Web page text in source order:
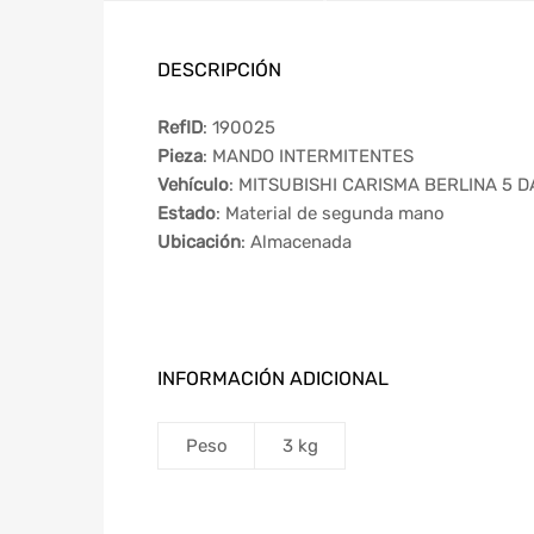
DESCRIPCIÓN
RefID: 190025
Pieza: MANDO INTERMITENTES
Vehículo: MITSUBISHI CARISMA BERLINA 5
Estado: Material de segunda mano
Ubicación: Almacenada
INFORMACIÓN ADICIONAL
Peso 3 kg